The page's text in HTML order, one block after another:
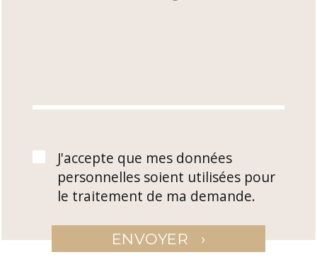
J'accepte que mes données
personnelles soient utilisées pour
le traitement de ma demande.
ENVOYER ›